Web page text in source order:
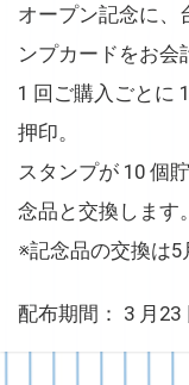
オープン記念に、
ンプカードをお会
1 回ご購入ごとに
押印。
スタンプが 10 個
念品と交換します。
※記念品の交換は
配布期間： 3 月